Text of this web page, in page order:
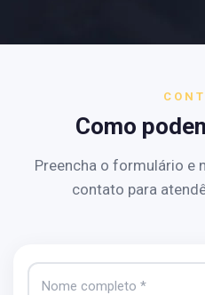
Como
Preencha o formulário e
contato para
Nome completo *